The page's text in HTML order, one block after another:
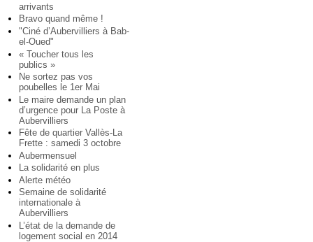
arrivants
Bravo quand même !
"Ciné d’Aubervilliers à Bab-
el-Oued"
« Toucher tous les
publics »
Ne sortez pas vos
poubelles le 1er Mai
Le maire demande un plan
d’urgence pour La Poste à
Aubervilliers
Fête de quartier Vallès-La
Frette : samedi 3 octobre
Aubermensuel
La solidarité en plus
Alerte météo
Semaine de solidarité
internationale à
Aubervilliers
L’état de la demande de
logement social en 2014